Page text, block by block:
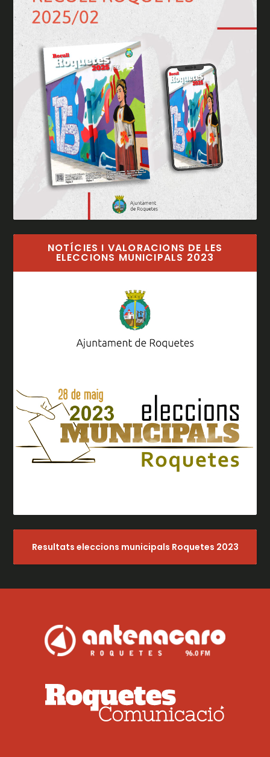
NOTÍCIES I VALORACIONS DE LES
ELECCIONS MUNICIPALS 2023
Resultats eleccions municipals Roquetes 2023